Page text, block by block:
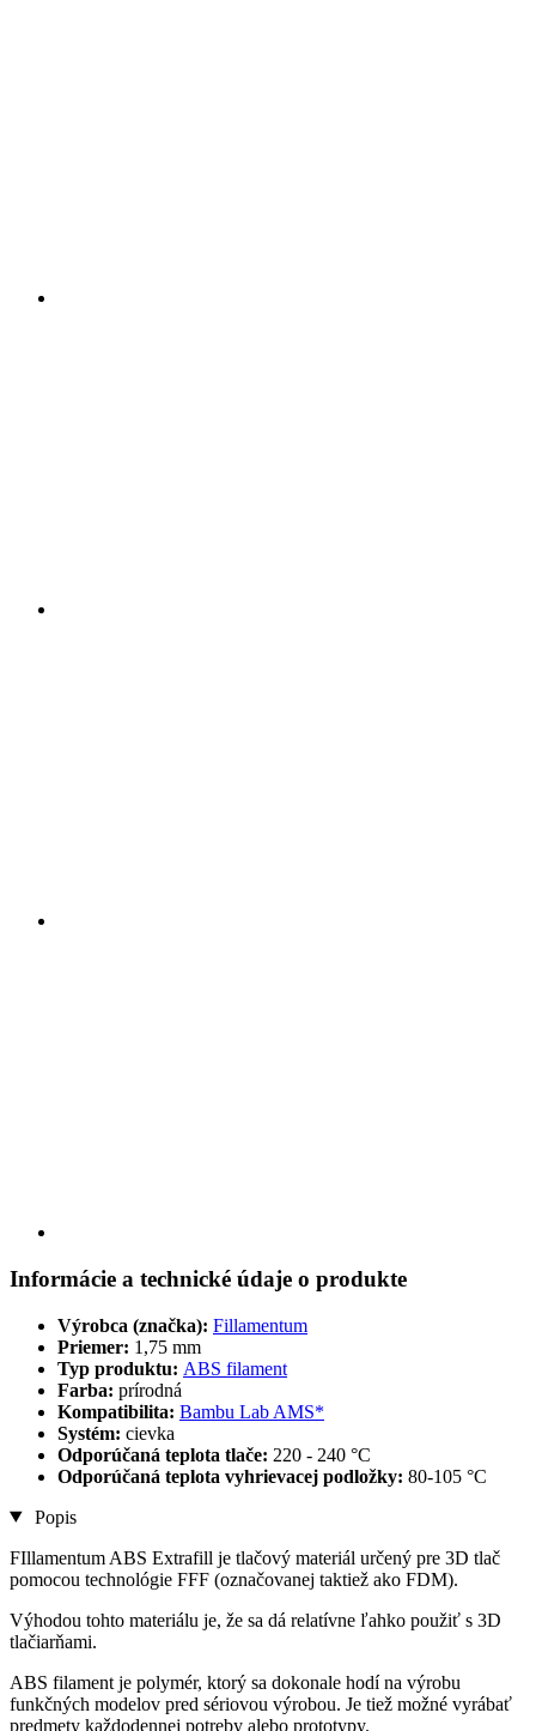
Informácie a technické údaje o produkte
Výrobca (značka): Fillamentum
Priemer: 1,75 mm
Typ produktu: ABS filament
Farba: prírodná
Kompatibilita: Bambu Lab AMS*
Systém: cievka
Odporúčaná teplota tlače: 220 - 240 °C
Odporúčaná teplota vyhrievacej podložky: 80-105 °C
Popis
FIllamentum ABS Extrafill je tlačový materiál určený pre 3D tlač
pomocou technológie FFF (označovanej taktiež ako FDM).
Výhodou tohto materiálu je, že sa dá relatívne ľahko použiť s 3D
tlačiarňami.
ABS filament je polymér, ktorý sa dokonale hodí na výrobu
funkčných modelov pred sériovou výrobou. Je tiež možné vyrábať
predmety každodennej potreby alebo prototypy.